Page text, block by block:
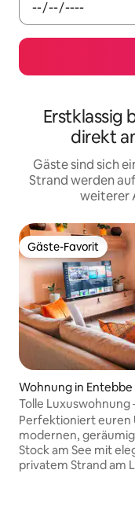
direkt
Gäste sind sich
Strand werden
weiterer
Gäste-Favorit
Gäste-Favorit
Wohnung in Entebbe
Tolle Luxuswohnung
Entebbe
Perfektioniert euren
modernen,
Stock am See mit
privatem Strand am